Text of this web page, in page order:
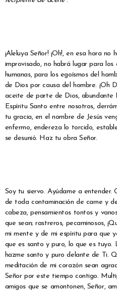
¡Aleluya Señor! ¡Oh!, en esa hora
improvisado, no habrá lugar para
humanas, para los egoísmos del
de Dios por causa del hombre. ¡Oh
aceite de parte de Dios, abundante
Espíritu Santo entre nosotros,
tu gracia, en el nombre de Jesús
enfermo, endereza lo torcido,
se desunió. Haz tu obra Señor.
Soy tu siervo. Ayúdame a entender.
de toda contaminación de carne y
cabeza, pensamientos tontos y
que sean; rastreros, pecaminosos,
mi mente y de mi espíritu para que
que es santo y puro, lo que es tuyo.
hazme santo y puro delante de Ti.
meditación de mi corazón sean
Señor por este tiempo contigo.
amigos que se amontonen, Señor,